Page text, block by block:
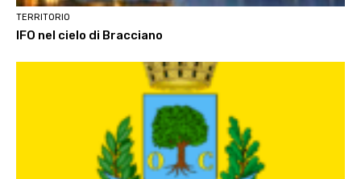
TERRITORIO
IFO nel cielo di Bracciano